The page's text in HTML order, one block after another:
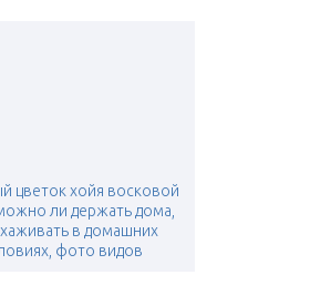
цветок хойя восковой
ли держать дома,
в домашних
фото видов